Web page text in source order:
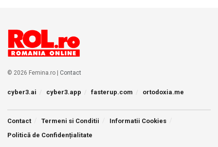
© 2026 Femina.ro | Contact
cyber3.ai cyber3.app fasterup.com ortodoxia.me
Contact Termeni si Conditii
Informatii Cookies
Politică de Confidențialitate